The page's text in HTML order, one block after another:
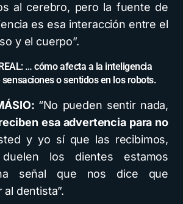
al cerebro, pero la fuente de
es esa interacción entre el
y el cuerpo”.
… cómo afecta a la inteligencia
o sentidos en los robots.
“No pueden sentir nada,
esa advertencia para no
y yo sí que las recibimos,
los dientes estamos
señal que nos dice que
dentista”.